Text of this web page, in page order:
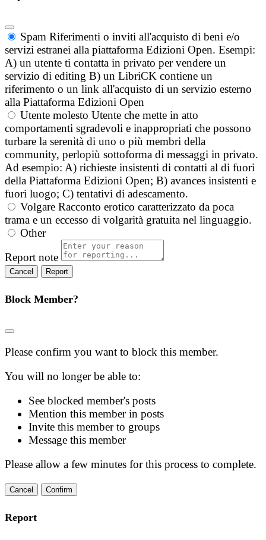
Spam Riferimenti o inviti all'acquisto di beni e/o
servizi estranei alla piattaforma Edizioni Open. Esempi:
A) un utente ti contatta in privato per vendere un
servizio di editing B) un LibriCK contiene un
riferimento o un link all'acquisto di un servizio esterno
alla Piattaforma Edizioni Open
Utente molesto Utente che mette in atto
comportamenti sgradevoli e inappropriati che possono
turbare la serenità di uno o più membri della
community, perlopiù sottoforma di messaggi in privato.
Ad esempio: A) richieste insistenti di contatti al di fuori
della Piattaforma Edizioni Open; B) avances insistenti e
fuori luogo; C) tentativi di adescamento.
Volgare Racconto erotico caratterizzato da poca
trama e un eccesso di volgarità gratuita nel linguaggio.
Other
Report note
Report
Block Member?
Please confirm you want to block this member.
You will no longer be able to:
See blocked member's posts
Mention this member in posts
Invite this member to groups
Message this member
Please allow a few minutes for this process to complete.
Confirm
Report